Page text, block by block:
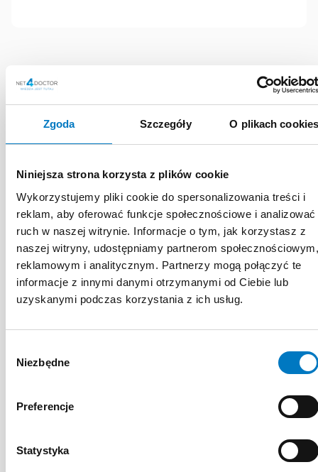
Zgoda Szczegóły O plikach
Niniejsza strona korzysta z plików cookie
Wykorzystujemy pliki cookie do spersonalizowania treści i
reklam, aby oferować funkcje społecznościowe i analizować
ruch w naszej witrynie. Informacje o tym, jak korzystasz z
naszej witryny, udostępniamy partnerom społecznościowym,
reklamowym i analitycznym. Partnerzy mogą połączyć te
informacje z innymi danymi otrzymanymi od Ciebie lub
uzyskanymi podczas korzystania z ich usług.
zgody
Niezbędne
Preferencje
Statystyka
EDUKACYJNE
Nieuroselektywne